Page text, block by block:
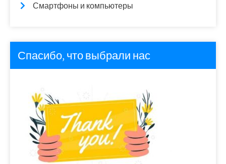
Смартфоны и компьютеры
Спасибо, что выбрали нас